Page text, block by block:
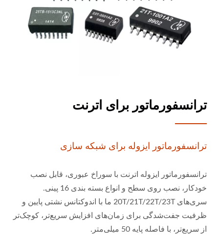
ترانسفورماتور برای اترنت
ترانسفورماتور ایزوله برای شبکه سازی
ترانسفورماتور ایزوله اترنت با سوراخ عبوری، قابل نصب
خودکار، نصب روی سطح و انواع بسته بندی 16 پینی.
سری‌های 20T/21T/22T/23T ما با اندوکتانس نشتی پایین و
ظرفیت جفت‌شدگی برای زمان‌های افزایش سریع‌تر، کوچک‌تر
از سریع‌تر، با فاصله پایه 50 میلی‌متر.